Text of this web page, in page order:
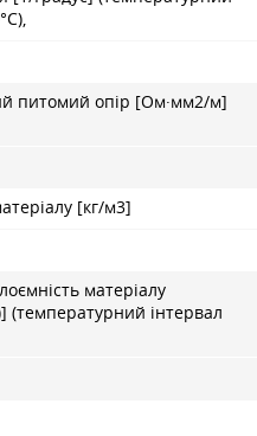
питомий опір [Ом·мм2/м]
[кг/м3]
матеріалу
(температурний інтервал